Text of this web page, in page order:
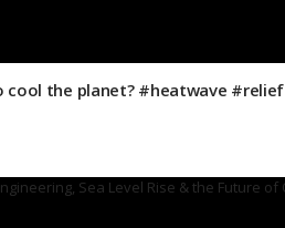
cool the planet? #heatwave #relief